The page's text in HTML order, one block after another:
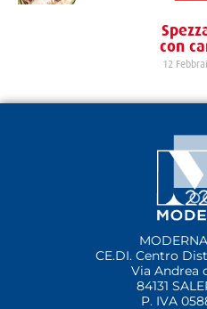
con
12
CE.DI. Centro
Via Andrea
84131
P. IVA